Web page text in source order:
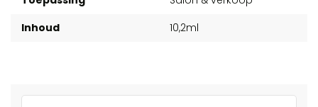
Inhoud
10,2ml